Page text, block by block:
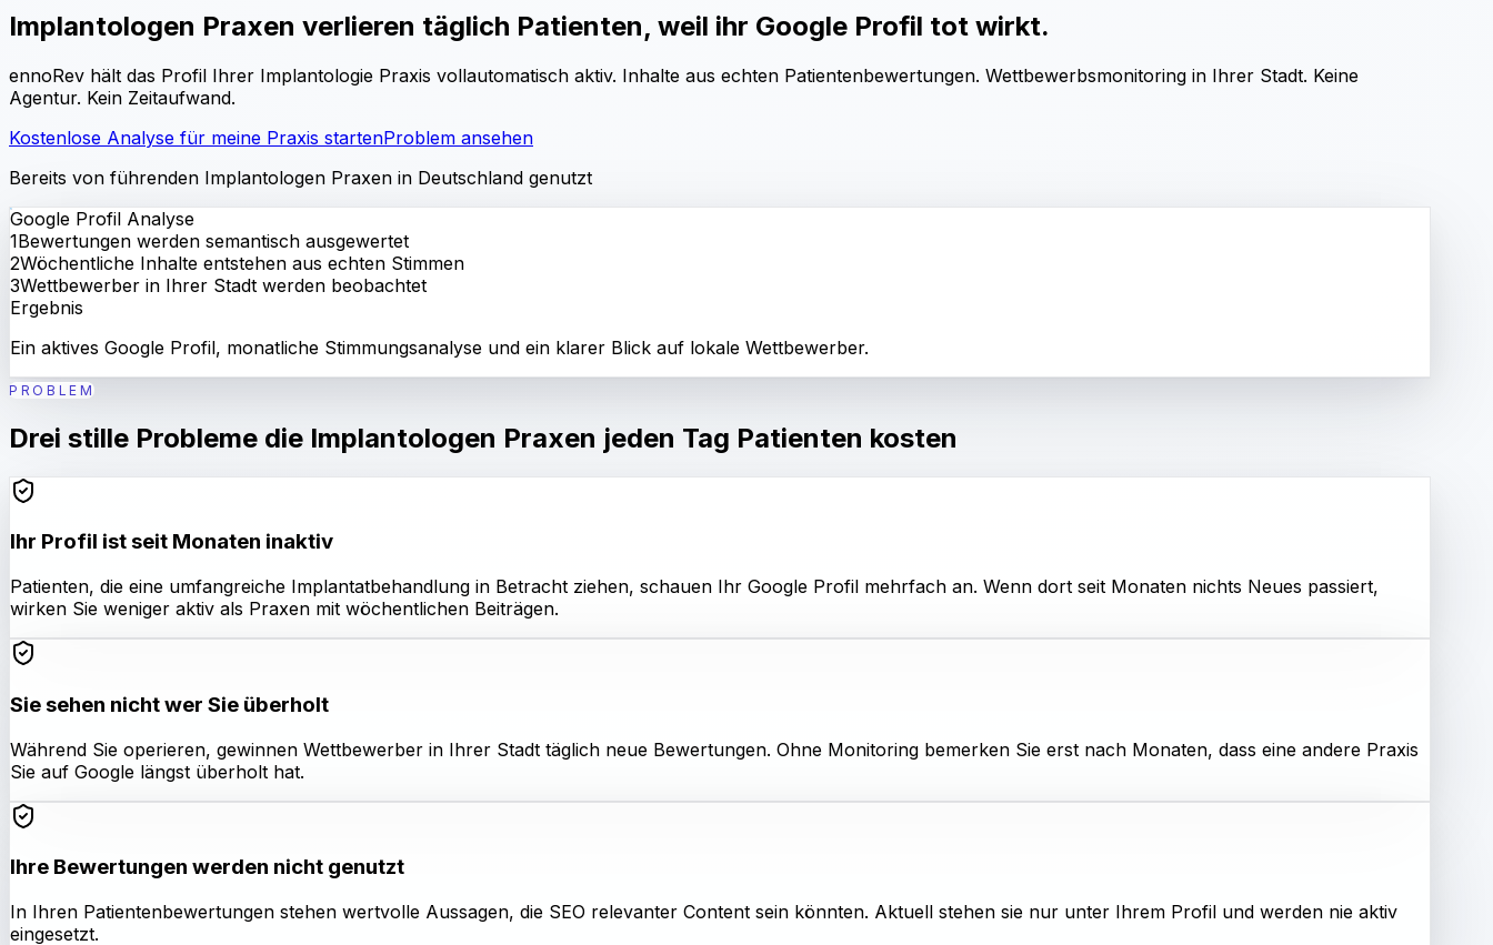
Implantologen Praxen verlieren täglich Patienten, weil ihr Google Profil tot wirkt.
ennoRev hält das Profil Ihrer Implantologie Praxis vollautomatisch aktiv. Inhalte aus echten Patientenbewertungen. Wettbewerbsmonitoring in Ihrer Stadt. Keine
Agentur. Kein Zeitaufwand.
Kostenlose Analyse für meine Praxis startenProblem ansehen
Bereits von führenden Implantologen Praxen in Deutschland genutzt
Google Profil Analyse
1Bewertungen werden semantisch ausgewertet
2Wöchentliche Inhalte entstehen aus echten Stimmen
3Wettbewerber in Ihrer Stadt werden beobachtet
Ergebnis
Ein aktives Google Profil, monatliche Stimmungsanalyse und ein klarer Blick auf lokale Wettbewerber.
PROBLEM
Drei stille Probleme die Implantologen Praxen jeden Tag Patienten kosten
Ihr Profil ist seit Monaten inaktiv
Patienten, die eine umfangreiche Implantatbehandlung in Betracht ziehen, schauen Ihr Google Profil mehrfach an. Wenn dort seit Monaten nichts Neues passiert,
wirken Sie weniger aktiv als Praxen mit wöchentlichen Beiträgen.
Sie sehen nicht wer Sie überholt
Während Sie operieren, gewinnen Wettbewerber in Ihrer Stadt täglich neue Bewertungen. Ohne Monitoring bemerken Sie erst nach Monaten, dass eine andere Praxis
Sie auf Google längst überholt hat.
Ihre Bewertungen werden nicht genutzt
In Ihren Patientenbewertungen stehen wertvolle Aussagen, die SEO relevanter Content sein könnten. Aktuell stehen sie nur unter Ihrem Profil und werden nie aktiv
eingesetzt.